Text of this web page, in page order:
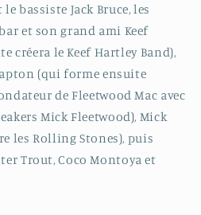
bassiste Jack Bruce, les
et son grand ami Keef
créera le Keef Hartley Band),
(qui forme ensuite
de Fleetwood Mac avec
Mick Fleetwood), Mick
les Rolling Stones), puis
Trout, Coco Montoya et